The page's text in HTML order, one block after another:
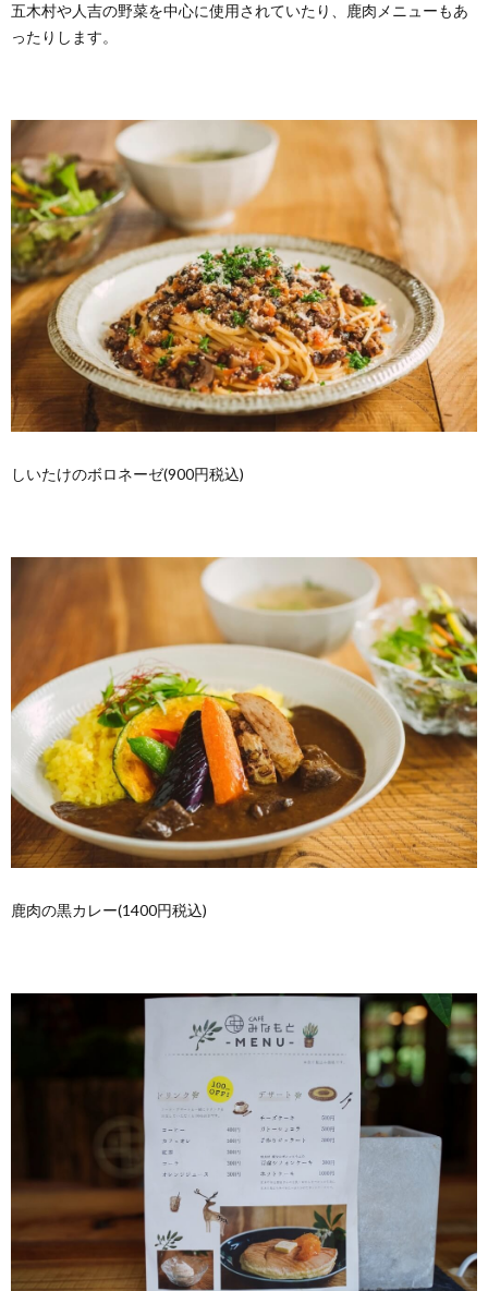
五木村や人吉の野菜を中心に使用されていたり、鹿肉メニューもあ
ったりします。
しいたけのボロネーゼ(900円税込)
鹿肉の黒カレー(1400円税込)